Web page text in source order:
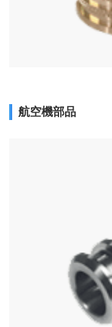
航空機部品